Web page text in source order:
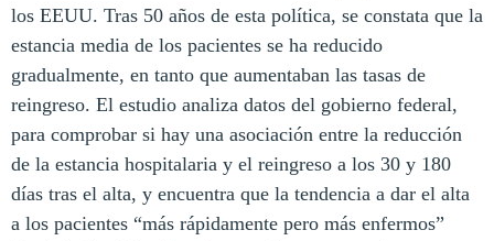
los EEUU. Tras 50 años de esta política, se constata que la
estancia media de los pacientes se ha reducido
gradualmente, en tanto que aumentaban las tasas de
reingreso. El estudio analiza datos del gobierno federal,
para comprobar si hay una asociación entre la reducción
de la estancia hospitalaria y el reingreso a los 30 y 180
días tras el alta, y encuentra que la tendencia a dar el alta
a los pacientes “más rápidamente pero más enfermos”